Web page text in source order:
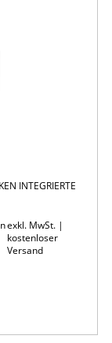
INTEGRIERTE
exkl. MwSt. |
kostenloser
Versand